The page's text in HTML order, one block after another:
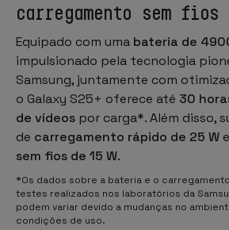
carregamento sem fios
Equipado com uma bateria de
impulsionado pela tecnologia
Samsung, juntamente com
o Galaxy S25+ oferece até 30
de vídeos por carga*. Além disso,
de carregamento rápido de 25 W e
sem fios de 15 W.
*Os dados sobre a bateria e o
testes realizados nos laboratórios da
podem variar devido a mudanças no
condições de uso.